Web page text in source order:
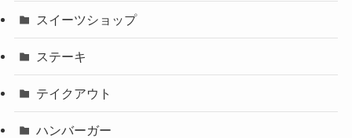
スイーツショップ
ステーキ
テイクアウト
ハンバーガー